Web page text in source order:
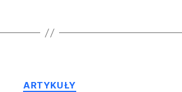
Kategorie
ARTYKUŁY